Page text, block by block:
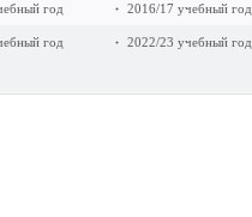
год 2016/17 учебный год
год 2022/23 учебный год